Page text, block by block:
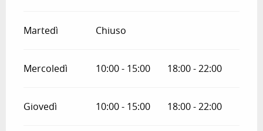
Martedì Chiuso
Mercoledì 10:00 - 15:00 18:00 - 22:00
Giovedì 10:00 - 15:00 18:00 - 22:00